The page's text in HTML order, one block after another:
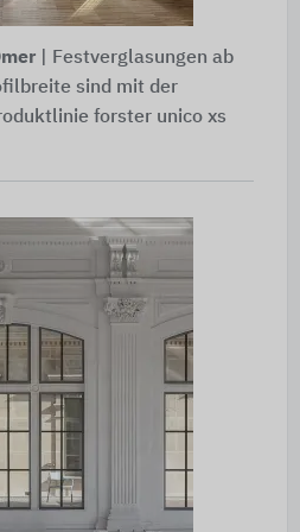
| Festverglasungen ab
sind mit der
forster unico xs